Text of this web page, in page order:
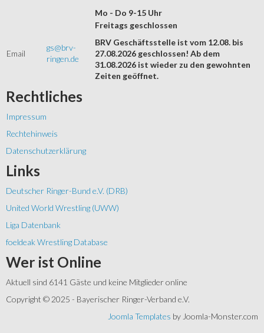
Mo - Do 9-15 Uhr
Email
gs@brv-
ringen.de
Freitags geschlossen
BRV Geschäftsstelle ist vom 12.08. bis
27.08.2026 geschlossen! Ab dem
31.08.2026 ist wieder zu den gewohnten
Zeiten geöffnet.
Rechtliches
Impressum
Rechtehinweis
Datenschutzerklärung
Links
Deutscher Ringer-Bund e.V. (DRB)
United World Wrestling (UWW)
Liga Datenbank
foeldeak Wrestling Database
Wer ist Online
Aktuell sind 6141 Gäste und keine Mitglieder online
Copyright © 2025 - Bayerischer Ringer-Verband e.V.
Joomla Templates by Joomla-Monster.com